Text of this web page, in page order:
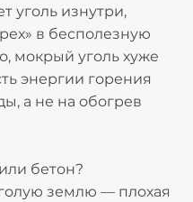
уголь изнутри,
в бесполезную
мокрый уголь хуже
энергии горения
а не на обогрев
бетон?
землю — плохая